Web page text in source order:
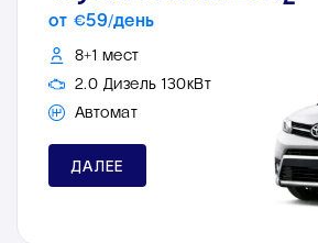
от €59/день
8+1 мест
2.0 Дизель 130кВт
Автомат
ДАЛЕЕ